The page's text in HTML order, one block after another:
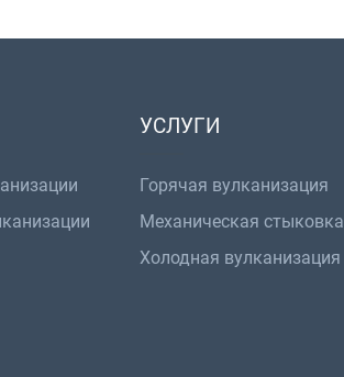
УСЛУГИ
Горячая вулканизация
Механическая стыковка
Холодная вулканизация